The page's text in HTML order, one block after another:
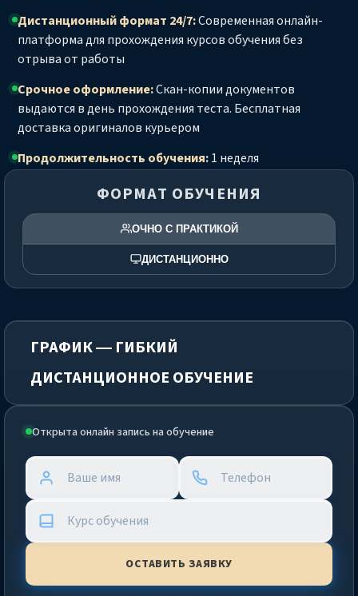
Дистанционный формат 24/7:Современная онлайн-
платформа для прохождения курсов обучения без
отрыва от работы
Срочное оформление:Скан-копии документов
выдаются в день прохождения теста. Бесплатная
доставка оригиналов курьером
Продолжительность обучения:1 неделя
Открыта онлайн запись на обучение
ФОРМАТ ОБУЧЕНИЯ
ОЧНО С ПРАКТИКОЙ
ДИСТАНЦИОННО
ГРАФИК — ГИБКИЙ
ДИСТАНЦИОННОЕ ОБУЧЕНИЕ